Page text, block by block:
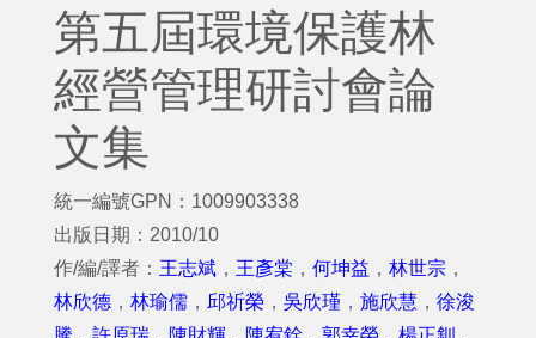
第五屆環境保護林
經營管理研討會論
文集
統一編號GPN：1009903338
出版日期：2010/10
作/編/譯者： 王志斌 ， 王彥棠 ， 何坤益 ， 林世宗 ，
林欣德 ， 林瑜儒 ， 邱祈榮 ， 吳欣瑾 ， 施欣慧 ， 徐浚